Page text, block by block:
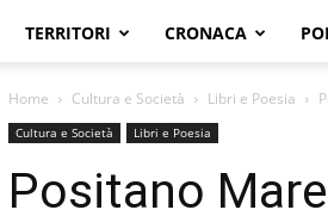
TERRITORI CRONACA
Home Cultura e Società Libri e Poesia
Cultura e Società Libri e Poesia
Positano